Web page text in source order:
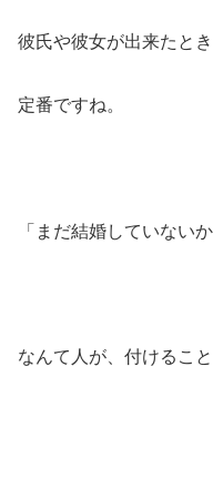
彼氏や彼女が出来たと
定番ですね。
「まだ結婚していない
なんて人が、付けるこ